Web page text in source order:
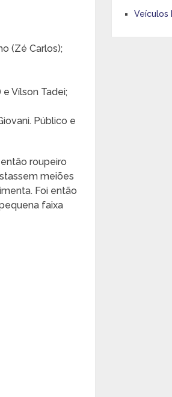
(Zé Carlos);
Vílson Tadei;
Público e
roupeiro
meiões
Foi então
faixa
Veículos